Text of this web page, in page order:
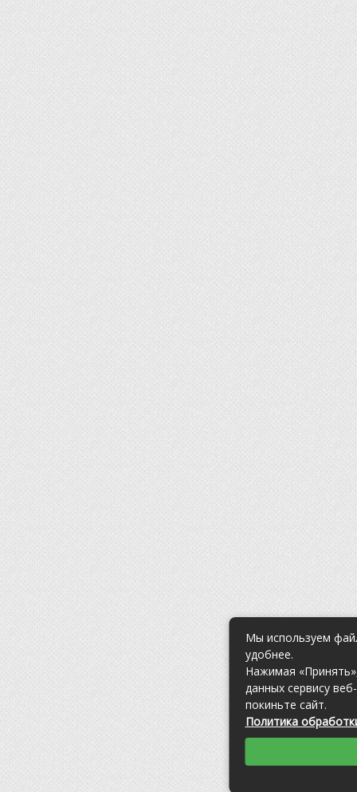
Мы используем
удобнее.
Нажимая
данных сервису
покиньте сайт.
Политика